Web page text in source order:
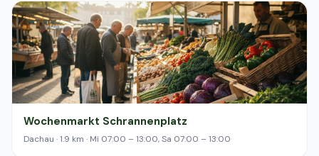
Wochenmarkt Schrannenplatz
Dachau · 1.9 km · Mi 07:00 – 13:00, Sa 07:00 – 13:00